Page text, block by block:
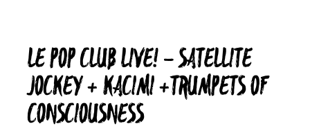
LE POP CLUB LIVE! – SATELLITE
JOCKEY + KACIMI +TRUMPETS OF
CONSCIOUSNESS